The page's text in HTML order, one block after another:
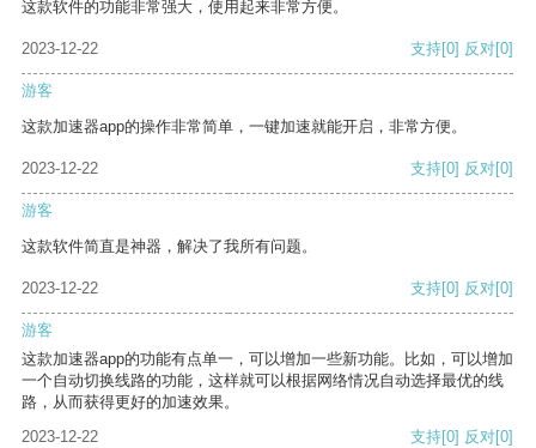
这款软件的功能非常强大，使用起来非常方便。
2023-12-22 支持[0] 反对[0]
游客
这款加速器app的操作非常简单，一键加速就能开启，非常方便。
2023-12-22 支持[0] 反对[0]
游客
这款软件简直是神器，解决了我所有问题。
2023-12-22 支持[0] 反对[0]
游客
这款加速器app的功能有点单一，可以增加一些新功能。比如，可以增加
一个自动切换线路的功能，这样就可以根据网络情况自动选择最优的线
路，从而获得更好的加速效果。
2023-12-22
支持[0] 反对[0]